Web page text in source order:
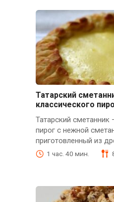
Татарский
классического
Татарский
пирог с нежной
приготовленный из
1 час. 40 мин.